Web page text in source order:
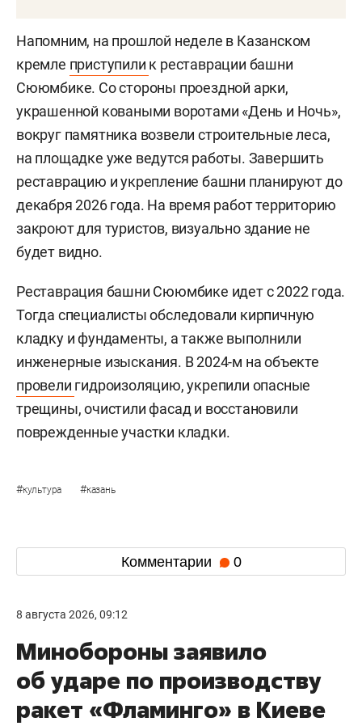
Напомним, на прошлой неделе в Казанском
кремле приступили к реставрации башни
Сююмбике. Со стороны проездной арки,
украшенной коваными воротами «День и Ночь»,
вокруг памятника возвели строительные леса,
на площадке уже ведутся работы. Завершить
реставрацию и укрепление башни планируют до
декабря 2026 года. На время работ территорию
закроют для туристов, визуально здание не
будет видно.
Реставрация башни Сююмбике идет с 2022 года.
Тогда специалисты обследовали кирпичную
кладку и фундаменты, а также выполнили
инженерные изыскания. В 2024-м на объекте
провели гидроизоляцию, укрепили опасные
трещины, очистили фасад и восстановили
поврежденные участки кладки.
#культура #казань
Комментарии 0
8 августа 2026, 09:12
Минобороны заявило
об ударе по производству
ракет «Фламинго» в Киеве